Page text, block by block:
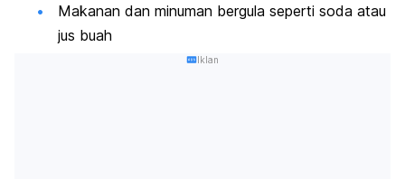
Makanan dan minuman bergula seperti soda atau
jus buah
Iklan